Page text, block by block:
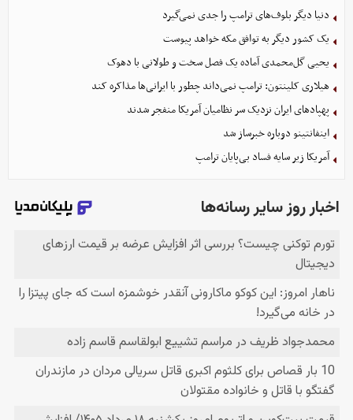
دنیا دیگر بلوف‌های ترامپ را جدی نمی‌گیرد
یک کشور دیگر به توافق مکه خواهد پیوست
یحیی گل‌محمدی آماده یک فصل سخت و طولانی با دهوک
هیلاری کلینتون: ترامپ نمی‌داند چطور با ایرانی‌ها مذاکره کند
پهپادهای ایران نزدیک سر نظامیان آمریکا منفجر شدند
اینفانتینو دوباره خبرساز شد
آمریکا زیر سایه فساد بی‌پایان ترامپ